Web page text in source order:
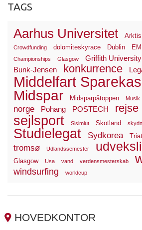
TAGS
Aarhus Universitet Arktis
Crowdfunding dolomiteskyrace Dublin EM
Championships
Glasgow Griffith University
Bunk-Jensen
konkurrence
Middelfart
Midspar Midsparpåtoppen Musik
norge Pohang POSTECH rejse
sejlsport Sisimiut Skotland
Studielegat Sydkorea
tromsø Udlandssemester
Glasgow
Usa vand verdensmesterskab
windsurfing worldcup
HOVEDKONTOR